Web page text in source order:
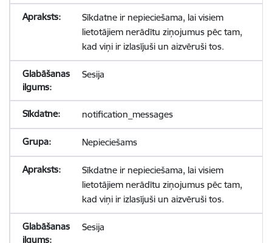
Sīkdatne ir nepieciešama, lai visiem
lietotājiem nerādītu ziņojumus pēc tam,
kad viņi ir izlasījuši un aizvēruši tos.
Sesija
notification_messages
Nepieciešams
Sīkdatne ir nepieciešama, lai visiem
lietotājiem nerādītu ziņojumus pēc tam,
kad viņi ir izlasījuši un aizvēruši tos.
Sesija